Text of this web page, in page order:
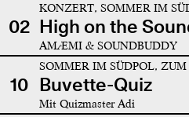
02
KONZERT, SOMMER IM
High on the
AMÆMI & SOUNDBUDDY
10
SOMMER IM SÜDPOL,
Buvette-Quiz
Mit Quizmaster Adi